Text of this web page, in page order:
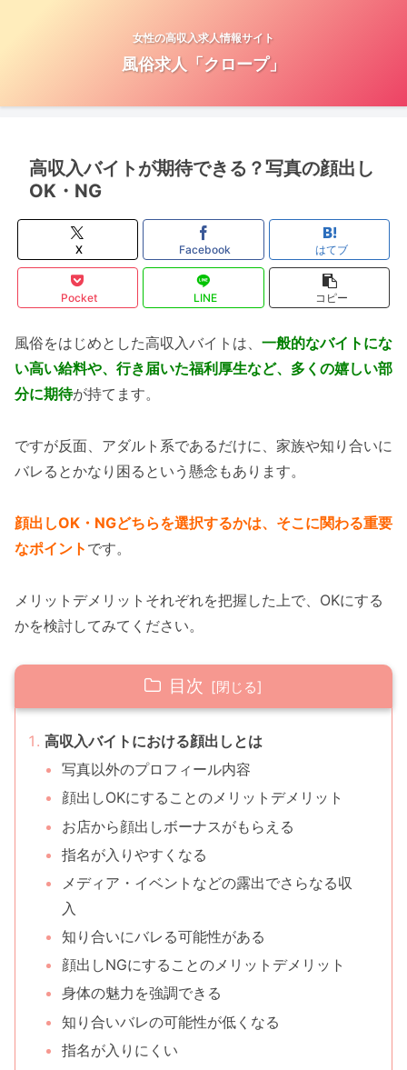
女性の高収入求人情報サイト
風俗求人「クロープ」
高収入バイトが期待できる？写真の顔出し
OK・NG
X Facebook はてブ
Pocket LINE コピー
風俗をはじめとした高収入バイトは、 一般的なバイトにな
い高い給料や、行き届いた福利厚生など、多くの嬉しい部
分に期待が持てます。
ですが反面、アダルト系であるだけに、家族や知り合いに
バレるとかなり困るという懸念もあります。
顔出しOK・NGどちらを選択するかは、そこに関わる重要
なポイント です。
メリットデメリットそれぞれを把握した上で、OKにする
かを検討してみてください。
目次
高収入バイトにおける顔出しとは
写真以外のプロフィール内容
顔出しOKにすることのメリットデメリット
お店から顔出しボーナスがもらえる
指名が入りやすくなる
メディア・イベントなどの露出でさらなる収
入
知り合いにバレる可能性がある
顔出しNGにすることのメリットデメリット
身体の魅力を強調できる
知り合いバレの可能性が低くなる
指名が入りにくい